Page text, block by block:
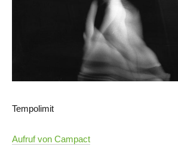
Tempolimit
Aufruf von Campact